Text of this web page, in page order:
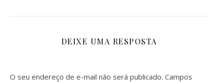
DEIXE UMA RESPOSTA
O seu endereço de e-mail não será publicado. Campos